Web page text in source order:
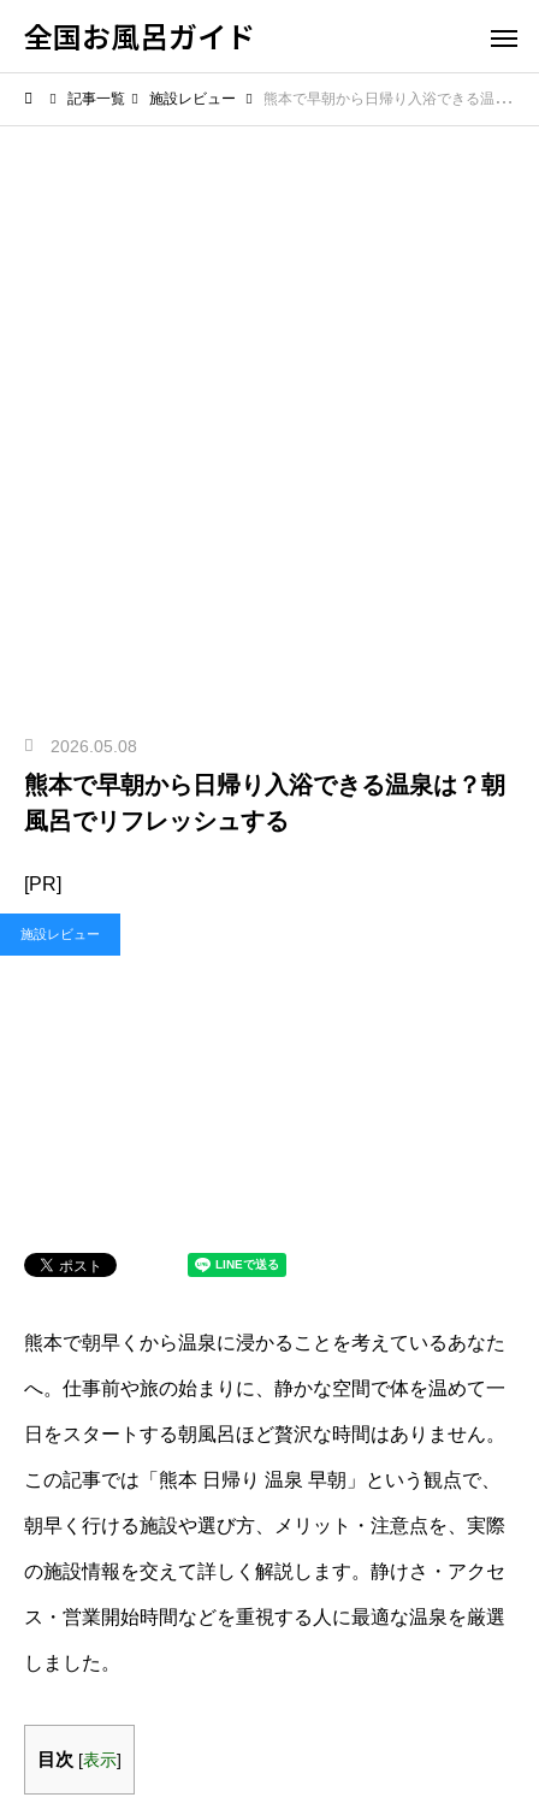
全国お風呂ガイド
記事一覧 施設レビュー 熊本で早朝から日帰り入浴できる温泉は？朝風呂でリフレッシュする
2026.05.08
熊本で早朝から日帰り入浴できる温泉は？朝
風呂でリフレッシュする
[PR]
施設レビュー
熊本で朝早くから温泉に浸かることを考えているあなた
へ。仕事前や旅の始まりに、静かな空間で体を温めて一
日をスタートする朝風呂ほど贅沢な時間はありません。
この記事では「熊本 日帰り 温泉 早朝」という観点で、
朝早く行ける施設や選び方、メリット・注意点を、実際
の施設情報を交えて詳しく解説します。静けさ・アクセ
ス・営業開始時間などを重視する人に最適な温泉を厳選
しました。
目次 [表示]